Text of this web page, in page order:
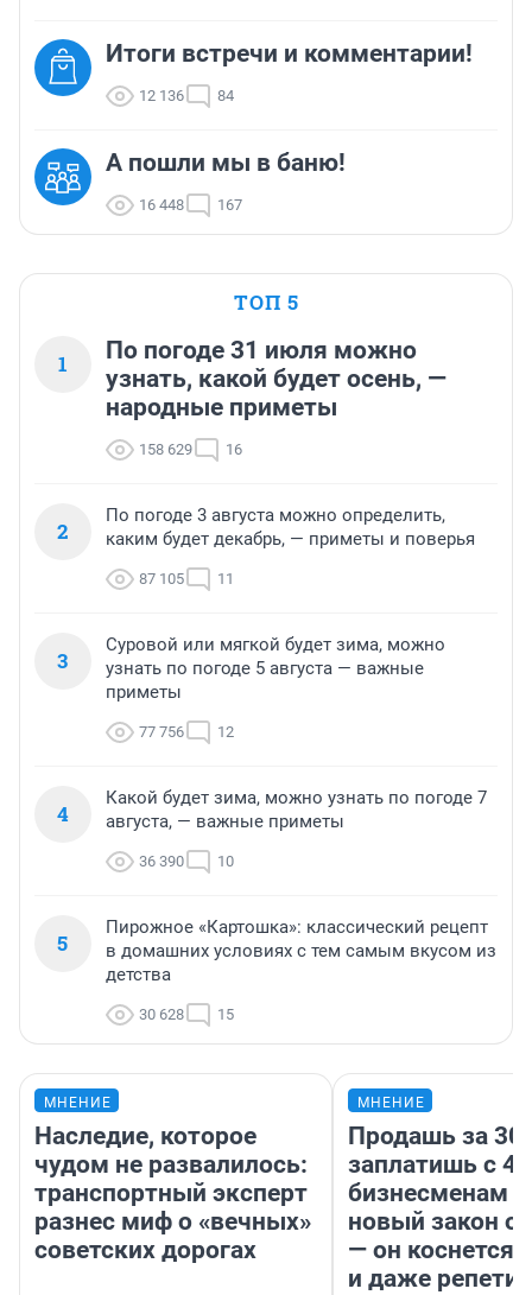
Итоги встречи и комментарии!
12 136 84
А пошли мы в баню!
16 448 167
ТОП 5
1
По погоде 31 июля можно
узнать, какой будет осень, —
народные приметы
158 629 16
2
По погоде 3 августа можно определить,
каким будет декабрь, — приметы и поверья
87 105 11
3
Суровой или мягкой будет зима, можно
узнать по погоде 5 августа — важные
приметы
77 756 12
4
Какой будет зима, можно узнать по погоде 7
августа, — важные приметы
36 390 10
5
Пирожное «Картошка»: классический рецепт
в домашних условиях с тем самым вкусом из
детства
30 628 15
МНЕНИЕ
Наследие, которое
чудом не развалилось:
транспортный эксперт
разнес миф о «вечных»
советских дорогах
МНЕНИЕ
Продашь за
заплатишь с
бизнесменам
новый закон о
— он коснется
и даже